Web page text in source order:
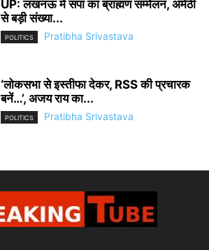
UP: लखनऊ में सपा का ब्राह्मण सम्मेलन, अमेठी
से बड़ी संख्या...
POLITICS Pratibha Srivastava
‘लोकसभा से इस्तीफा देकर, RSS की प्रचारक
बनें…’, अजय राय का...
POLITICS Pratibha Srivastava